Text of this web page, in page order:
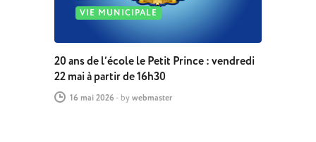
VIE MUNICIPALE
20 ans de l’école le Petit Prince : vendredi
22 mai à partir de 16h30
16 mai 2026 - by webmaster